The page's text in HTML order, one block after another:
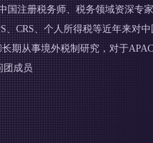
国注册税务师、税务领域资深专
、CRS、个人所得税等近年来对
期从事境外税制研究，对于
团成员